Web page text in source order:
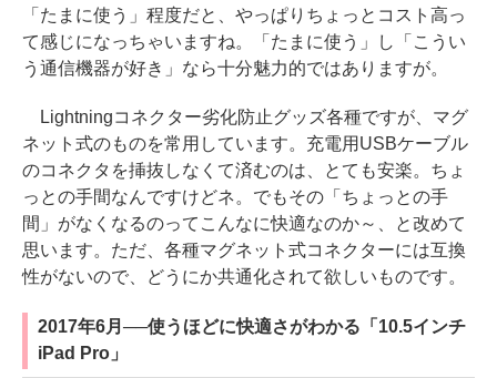
「たまに使う」程度だと、やっぱりちょっとコスト高っ
て感じになっちゃいますね。「たまに使う」し「こうい
う通信機器が好き」なら十分魅力的ではありますが。
Lightningコネクター劣化防止グッズ各種ですが、マグ
ネット式のものを常用しています。充電用USBケーブル
のコネクタを挿抜しなくて済むのは、とても安楽。ちょ
っとの手間なんですけどネ。でもその「ちょっとの手
間」がなくなるのってこんなに快適なのか～、と改めて
思います。ただ、各種マグネット式コネクターには互換
性がないので、どうにか共通化されて欲しいものです。
2017年6月──使うほどに快適さがわかる「10.5インチ
iPad Pro」